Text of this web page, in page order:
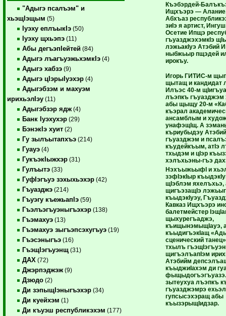
"Адыгэ псалъэм" и
хьэщIэщым (5)
Iуэху еплъыкIэ (50)
Iуэху щхьэпэ (11)
Абы дегъэпIейтей (84)
Адыгэ лъагъуэжьхэмкIэ (4)
Адыгэ хабзэ (9)
Адыгэ цIэрыIуэхэр (4)
Адыгэбзэм и махуэм
ирихьэлIэу (11)
Адыгэбзэр ядж (4)
Банк Iуэхухэр (29)
БэнэкIэ хуит (2)
Гу зылъытапхъэ (214)
Гуауэ (4)
ГукъэкIыжхэр (31)
Гулъытэ (33)
ГуфIэгъуэ зэхыхьэхэр (42)
Гъуазджэ (214)
Гъуэгу къежьапIэ (59)
Гъэлъэгъуэныгъэхэр (138)
Гъэмахуэ (13)
Гъэмахуэ зыгъэпсэхугъуэ (19)
Гъэсэныгъэ (16)
ГъэщIэгъуэнщ (31)
ДАХ (72)
Джэрпэджэж (9)
Дзюдо (2)
Ди зэпыщIэныгъэхэр (34)
Ди куейхэм (1)
Ди къуэш республикэхэм (177)
Къэбэрдей-
Ищхъэрэ —
Абхъаз
зиIэ я артист,
Осетие Ипщэ
гъуазджэхэмкIэ
лэжьакIуэ Атэбий
ныбжьыр пщэдей
ирокъу.
Игорь ГИТИС-м
щытащ и кандидат
Илъэс 40-м
лъэпкъ гъуазджэм
абы щыщу 20-м
къэрал
ансамблым и
унафэщIщ. А
къриубыдэу
гъуазджэм и
къудейкъым, атIэ
тхыдэм и цIэр
хэлъхьэны-гъэ
НэхъыжьыфI и
зэфIэкIыр
щIэблэм
щигъэзащIэ
къыдэкIуэу,
Кавказ Ищхъэрэ
балетмейстер
щыхурегъаджэ,
къищынэмыщIауэ,
къыдигъэкIащ
сценический
тхылъ
щигъэлъапIэм
Атэбийм
къыджиIахэм ди
зытеухуа лъэпкъ
гъуазджэмрэ
гупсысэхэращ абы
къызэрыщIидзар.